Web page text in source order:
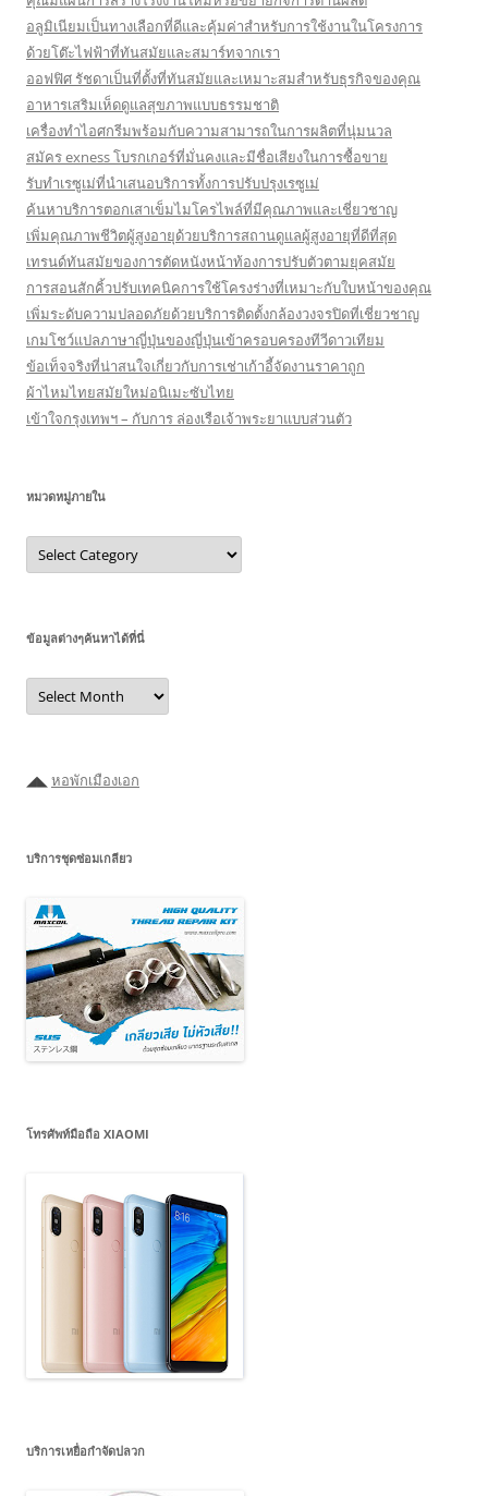
อลูมิเนียมเป็นทางเลือกที่ดีและคุ้มค่าสำหรับการใช้งานในโครงการ
ด้วยโต๊ะไฟฟ้าที่ทันสมัยและสมาร์ทจากเรา
ออฟฟิศ รัชดาเป็นที่ตั้งที่ทันสมัยและเหมาะสมสำหรับธุรกิจของคุณ
อาหารเสริมเห็ดดูแลสุขภาพแบบธรรมชาติ
เครื่องทำไอศกรีมพร้อมกับความสามารถในการผลิตที่นุ่มนวล
สมัคร exness โบรกเกอร์ที่มั่นคงและมีชื่อเสียงในการซื้อขาย
รับทำเรซูเม่ที่นำเสนอบริการทั้งการปรับปรุงเรซูเม่
ค้นหาบริการตอกเสาเข็มไมโครไพล์ที่มีคุณภาพและเชี่ยวชาญ
เพิ่มคุณภาพชีวิตผู้สูงอายุด้วยบริการสถานดูแลผู้สูงอายุที่ดีที่สุด
เทรนด์ทันสมัยของการตัดหนังหน้าท้องการปรับตัวตามยุคสมัย
การสอนสักคิ้วปรับเทคนิคการใช้โครงร่างที่เหมาะกับใบหน้าของคุณ
เพิ่มระดับความปลอดภัยด้วยบริการติดตั้งกล้องวงจรปิดที่เชี่ยวชาญ
เกมโชว์แปลภาษาญี่ปุ่นของญี่ปุ่นเข้าครอบครองทีวีดาวเทียม
ข้อเท็จจริงที่น่าสนใจเกี่ยวกับการเช่าเก้าอี้จัดงานราคาถูก
ผ้าไหมไทยสมัยใหม่อนิเมะซับไทย
เข้าใจกรุงเทพฯ – กับการ ล่องเรือเจ้าพระยาแบบส่วนตัว
หมวดหมู่ภายใน
หมวด
หมู่
ภายใน
ข้อมูลต่างๆค้นหาได้ที่นี่
ข้อมูล
ต่างๆ
ค้นหา
◢◣ หอพักเมืองเอก
บริการชุดซ่อมเกลียว
โทรศัพท์มือถือ XIAOMI
บริการเหยื่อกำจัดปลวก